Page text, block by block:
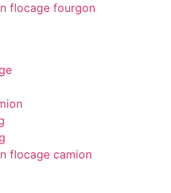
flocage fourgon
flocage camion